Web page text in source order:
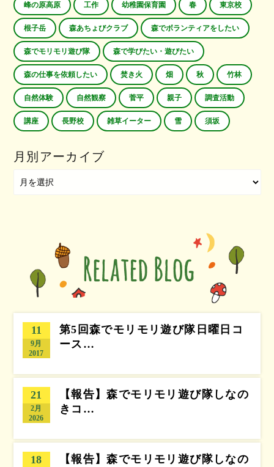
峰の原高原 工作 幼稚園保育園 春 東京校
根子岳 森あちょびクラブ 森でボランティアをしたい
森でモリモリ遊び隊 森で学びたい・遊びたい
森の仕事を依頼したい 焚き火 畑 秋 竹林
自然体験 自然観察 菅平 親子 調査活動
講座 長野校 雑草イーター 雪 須坂
月別アーカイブ
11
9月
2017
第5回森でモリモリ遊び隊日曜日コ
ース…
21
2月
2026
【報告】森でモリモリ遊び隊しなの
きコ…
18
【報告】森でモリモリ遊び隊しなの